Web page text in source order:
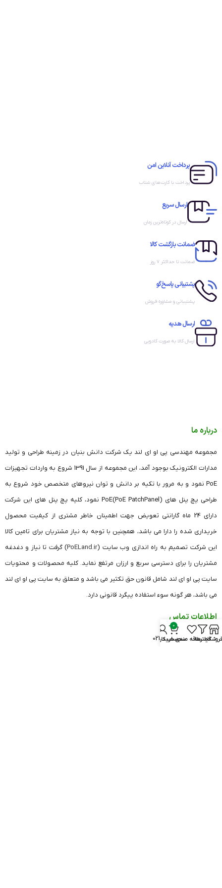
پرداخت آنلاین امن
پرداخت با کارت‌های شتاب
ارسال سریع
ارسال در کوتاه‌ترین زمان
ضمانت بازگشت کالا
ضمانت تا حداکثر ۷ روز
پشتیبانی پاسخ‌گو
پشتیبانی و مشاوره فروش
ارسال هدیه
ارسال کالا به صورت کادویی
درباره ما
مجموعه مهندسی پی او ای لند یک شرکت دانش بنیان در زمینه طراحی و تولید
مدارات الکترونیک بوجود آمد، این مجموعه از سال 1391 شروع به واردات تجهیزات
PoE نمود و به مرور با تکیه بر دانش و توان نیروهای متخصص خود شروع به
طراحی پچ پنل های (PoE PatchPanel)PoE نمود، کلیه پچ پنل های این شرکت
دارای 24 ماه گارانتی تعویض جهت اطمینان خاطر مشتری از کیفیت محصول
خریداری شده را دارا می باشد، همچنین با توجه به نیاز مشتریان برای تامین کالا
این شرکت تصمیم به راه اندازی وب سایت (PoELand.ir) گرفت تا نیاز و دغدغه
مشتریان را برای دسترسی سریع و ارزان مرتفع نماید. کلیه محصولات و محتویات
سایت پی او ای لند شامل قانون حق تکثیر می باشد و متعلق به سایت پی او ای لند
می باشد، هر گونه سوء استفاده پیگرد قانونی دارد.
اطلاعات تماس
دفتر تهران: 26420541 021
فروشگاهفیلترهاعلاقه مندی
0
سبد خرید
حساب کاربری من